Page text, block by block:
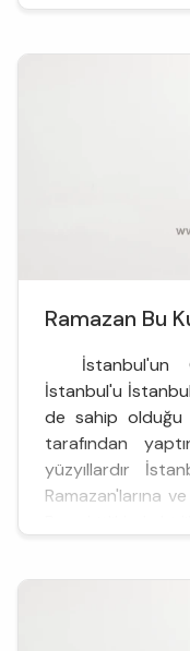
Ramazan Bu
İstanbul'un
İstanbul'u
de sahip olduğu
tarafından
yüzyıllardır
Ramazan'larına